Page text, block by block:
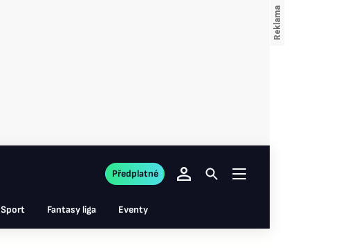
Sport Fantasy liga Eventy
Předplatné